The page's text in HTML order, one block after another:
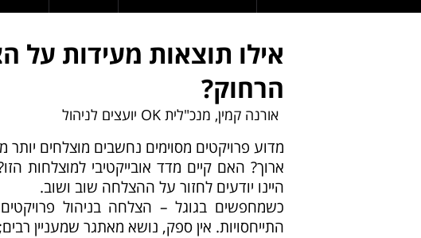
אילו תוצאות מעידות על
הרחוק?
אורנה קמין, מנכ"לית OK יועצים לניהול
מדוע פרויקטים מסוימים נחשבים מוצלחים
ארוך? האם קיים מדד אובייקטיבי למוצלחות
היינו יודעים לחזור על ההצלחה שוב ושוב.
כשמחפשים בגוגל – הצלחה בניהול
התייחסויות. אין ספק, נושא מאתגר שמעניין